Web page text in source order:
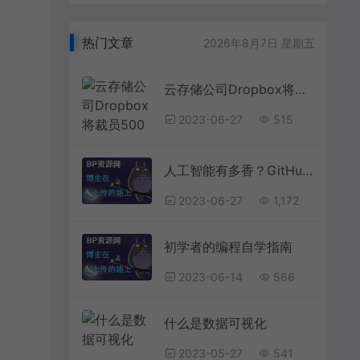
热门文章 2026年8月7日 星期五
云存储公司Dropbox将裁员500人，称未来属于人工智能
2023-06-27 515
人工智能有多香？GitHub调查发现美国超九成码农已投向AI怀抱天安门上毛主席像已挂73年，还要挂多久？早在1980年邓公便已解答
2023-06-27 1,172
初学者的编程自学指南
2023-06-14 566
什么是数据可视化
2023-05-27 541